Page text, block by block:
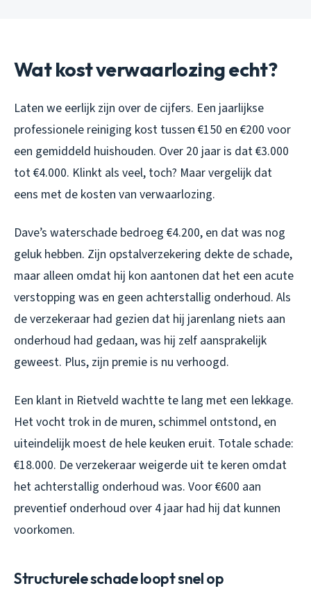
Wat kost verwaarlozing echt?
Laten we eerlijk zijn over de cijfers. Een jaarlijkse
professionele reiniging kost tussen €150 en €200 voor
een gemiddeld huishouden. Over 20 jaar is dat €3.000
tot €4.000. Klinkt als veel, toch? Maar vergelijk dat
eens met de kosten van verwaarlozing.
Dave’s waterschade bedroeg €4.200, en dat was nog
geluk hebben. Zijn opstalverzekering dekte de schade,
maar alleen omdat hij kon aantonen dat het een acute
verstopping was en geen achterstallig onderhoud. Als
de verzekeraar had gezien dat hij jarenlang niets aan
onderhoud had gedaan, was hij zelf aansprakelijk
geweest. Plus, zijn premie is nu verhoogd.
Een klant in Rietveld wachtte te lang met een lekkage.
Het vocht trok in de muren, schimmel ontstond, en
uiteindelijk moest de hele keuken eruit. Totale schade:
€18.000. De verzekeraar weigerde uit te keren omdat
het achterstallig onderhoud was. Voor €600 aan
preventief onderhoud over 4 jaar had hij dat kunnen
voorkomen.
Structurele schade loopt snel op